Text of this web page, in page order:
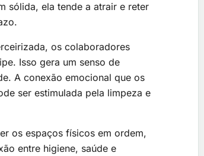
sólida, ela tende a atrair e reter
os colaboradores
Isso gera um senso de
A conexão emocional que os
ser estimulada pela limpeza e
os espaços físicos em ordem,
entre higiene, saúde e